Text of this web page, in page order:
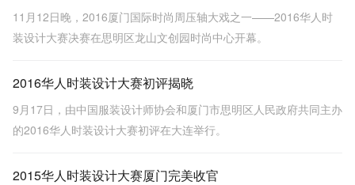
11月12日晚，2016厦门国际时尚周压轴大戏之一——2016华人时
装设计大赛决赛在思明区龙山文创园时尚中心开幕。
2016华人时装设计大赛初评揭晓
9月17日，由中国服装设计师协会和厦门市思明区人民政府共同主办
的2016华人时装设计大赛初评在大连举行。
2015华人时装设计大赛厦门完美收官